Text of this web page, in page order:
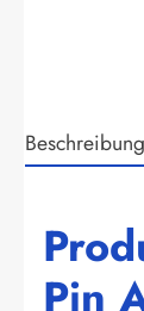
Beschreibung
Pin